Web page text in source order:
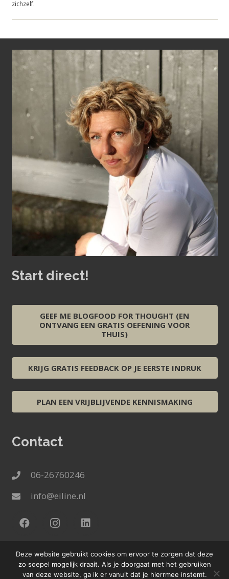
zichzelf.
Start direct!
GEEF ME BLOGFOOD FOR THOUGHT (EN
ONTVANG EEN GRATIS OEFENING VOOR
THUIS)
KRIJG GRATIS FEEDBACK OP JE EERSTE INDRUK
PLAN EEN VRIJBLIJVENDE KENNISMAKING
Contact
06-26760246
info@eiline.nl
© 2025 Eiline.nl |powered by CoworkX |
Deze website gebruikt cookies om ervoor te zorgen dat deze
zo soepel mogelijk draait. Als je doorgaat met het gebruiken
van deze website, ga ik er vanuit dat je hierrmee instemt.